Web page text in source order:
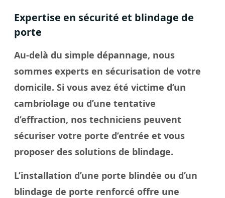
Expertise en sécurité et blindage de
porte
Au-delà du simple dépannage, nous
sommes experts en sécurisation de votre
domicile. Si vous avez été victime d’un
cambriolage ou d’une tentative
d’effraction, nos techniciens peuvent
sécuriser votre porte d’entrée et vous
proposer des solutions de blindage.
L’installation d’une porte blindée ou d’un
blindage de porte renforcé offre une